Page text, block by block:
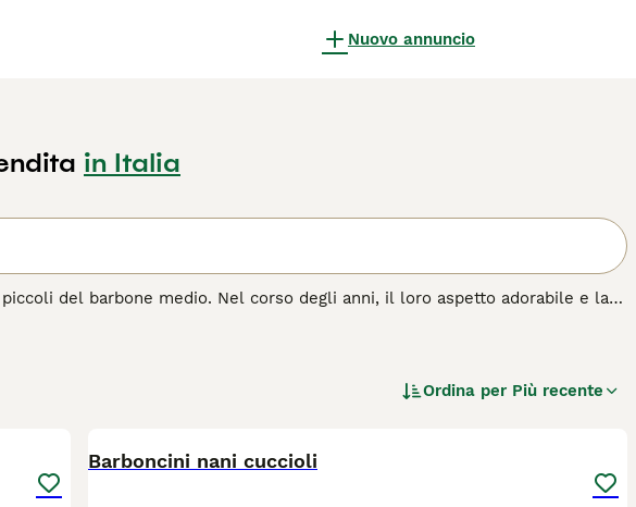
Nuovo annuncio
in Italia
del barbone medio. Nel corso degli anni, il loro aspetto adorabile e la
cagnolini.
Ordina per Più recente
Barboncini nani cuccioli